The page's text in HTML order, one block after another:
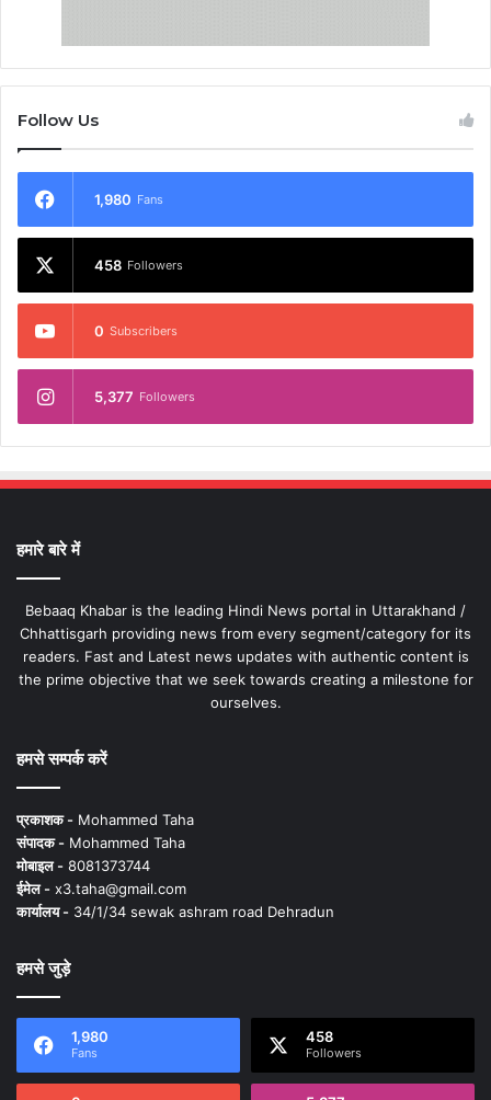
Follow Us
1,980 Fans
458 Followers
0 Subscribers
5,377 Followers
हमारे बारे में
Bebaaq Khabar is the leading Hindi News portal in Uttarakhand /
Chhattisgarh providing news from every segment/category for its
readers. Fast and Latest news updates with authentic content is
the prime objective that we seek towards creating a milestone for
ourselves.
हमसे सम्पर्क करें
प्रकाशक - Mohammed Taha
संपादक - Mohammed Taha
मोबाइल - 8081373744
ईमेल - x3.taha@gmail.com
कार्यालय - 34/1/34 sewak ashram road Dehradun
हमसे जुड़े
1,980
Fans
458
Followers